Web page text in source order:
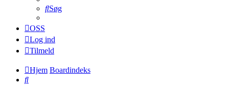
Søg
OSS
Log ind
Tilmeld
Hjem Boardindeks
Søg